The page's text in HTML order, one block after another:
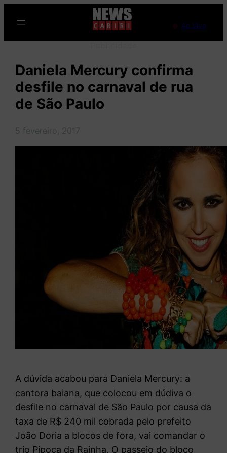
para
o
Ao Vivo
Daniela Mercury confirma
desfile no carnaval de rua
de São Paulo
5 fevereiro, 2017
A dúvida acabou para Daniela Mercury: a
cantora baiana, que colocou em dúdiva o
desfile no carnaval de São Paulo por causa da
taxa de R$ 240 mil cobrada pelo prefeito
João Doria a blocos de fora, vai comandar o
trio Pipoca da Rainha. O passeio do bloco